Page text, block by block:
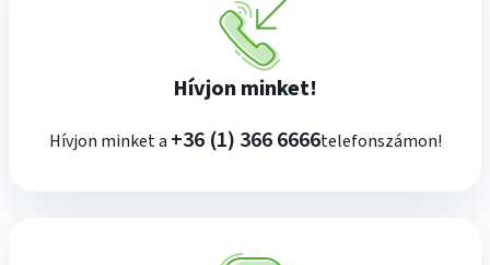
Hívjon minket!
Hívjon minket a plusz
+36 (1) 366 6666telefonszámon!